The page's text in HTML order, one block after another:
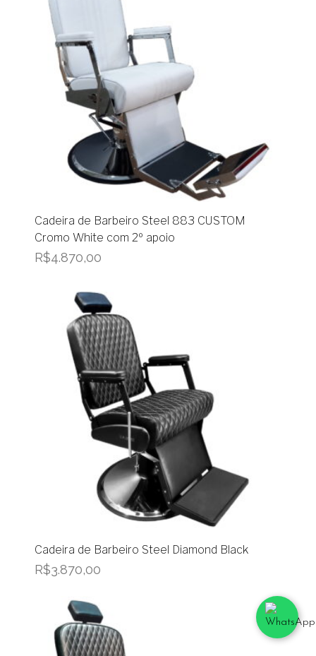
Cadeira de Barbeiro Steel 883 CUSTOM
Cromo White com 2º apoio
R$4.870,00
Cadeira de Barbeiro Steel Diamond Black
R$3.870,00